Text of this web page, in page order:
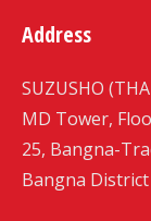
Address
SUZUSHO
MD Tower,
25, Bangna-
Bangna